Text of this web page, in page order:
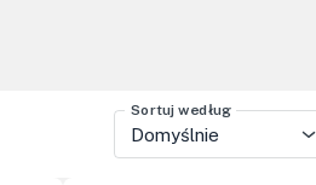
Sortuj według
Domyślnie